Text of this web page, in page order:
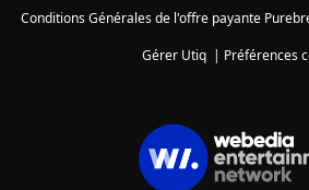
Conditions Générales de l'offre payante
Gérer Utiq | Préférences